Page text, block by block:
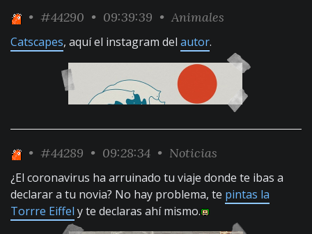
• #44290 • 09:39:39 • Animales
Catscapes, aquí el instagram del autor.
• #44289 • 09:28:34 • Noticias
¿El coronavirus ha arruinado tu viaje donde te ibas a
declarar a tu novia? No hay problema, te pintas la
Torrre Eiffel y te declaras ahí mismo.